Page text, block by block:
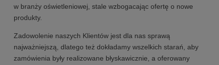
w branży oświetleniowej, stale wzbogacając ofertę o nowe
produkty.
Zadowolenie naszych Klientów jest dla nas sprawą
najważniejszą, dlatego też dokładamy wszelkich starań, aby
zamówienia były realizowane błyskawicznie, a oferowany